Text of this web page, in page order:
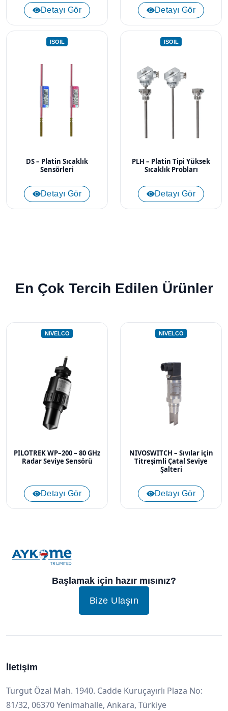
Detayı Gör Detayı Gör
ISOIL
DS – Platin Sıcaklık
Sensörleri
Detayı Gör
ISOIL
PLH – Platin Tipi Yüksek
Sıcaklık Probları
Detayı Gör
En Çok Tercih Edilen Ürünler
NIVELCO
PILOTREK WP–200 – 80 GHz
Radar Seviye Sensörü
Detayı Gör
NIVELCO
NIVOSWITCH – Sıvılar için
Titreşimli Çatal Seviye
Şalteri
Detayı Gör
Başlamak için hazır mısınız?
Bize Ulaşın
İletişim
Turgut Özal Mah. 1940. Cadde Kuruçayırlı Plaza No:
81/32, 06370 Yenimahalle, Ankara, Türkiye